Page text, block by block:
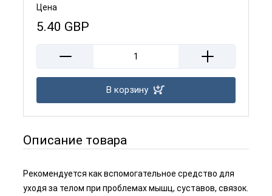
Цена
5.40 GBP
В корзину
Описание товара
Рекомендуется как вспомогательное средство для
уходя за телом при проблемах мышц, суставов, связок.